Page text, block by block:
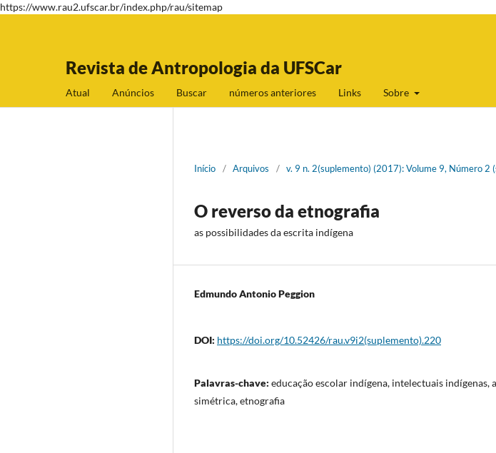
https://www.rau2.ufscar.br/index.php/rau/sitemap
Revista de Antropologia da UFSCar
Atual Anúncios Buscar números anteriores Links Sobre
Início / Arquivos / v. 9 n. 2(suplemento) (2017): Volume 9, Número 2
O reverso da etnografia
as possibilidades da escrita indígena
Edmundo Antonio Peggion
DOI: https://doi.org/10.52426/rau.v9i2(suplemento).220
Palavras-chave: educação escolar indígena, intelectuais indígenas,
simétrica, etnografia